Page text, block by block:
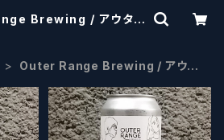
Brewing / アウター
Outer Range Brewing / アウタ